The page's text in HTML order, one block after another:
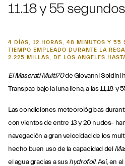
11.18 y 55
4 DÍAS, 12 HORAS, 48 MINUTOS Y 55
TIEMPO EMPLEADO DURANTE LA
2.225 MILLAS, DE LOS ANGELES
El Maserati Multi70de Giovanni Soldini
Transpac bajo la luna llena, a las 11,18 y
Las condiciones meteorológicas
con vientos de entre 13 y 20 nudos-
navegación a gran velocidad de los
hecho buen uso de la capacidad del
el agua gracias a sushydrofoil. Así, en